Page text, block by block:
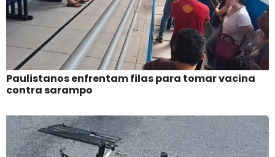
Paulistanos enfrentam filas para tomar vacina
contra sarampo